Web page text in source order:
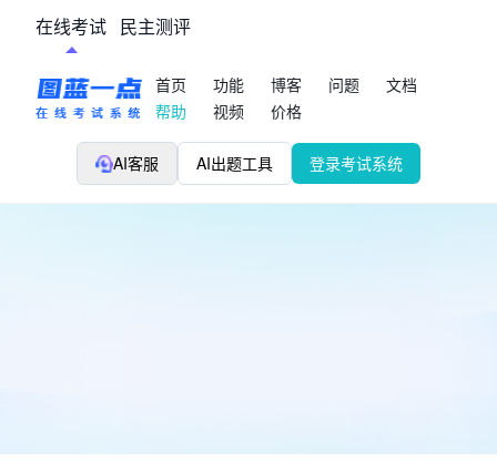
在线考试 民主测评
首页 功能 博客 问题
文档
帮助
视频 价格
AI客服 AI出题工具 登录考试系统